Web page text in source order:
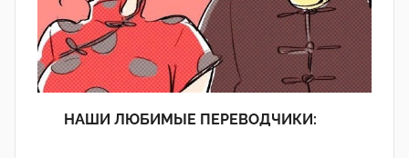
НАШИ ЛЮБИМЫЕ ПЕРЕВОДЧИКИ: